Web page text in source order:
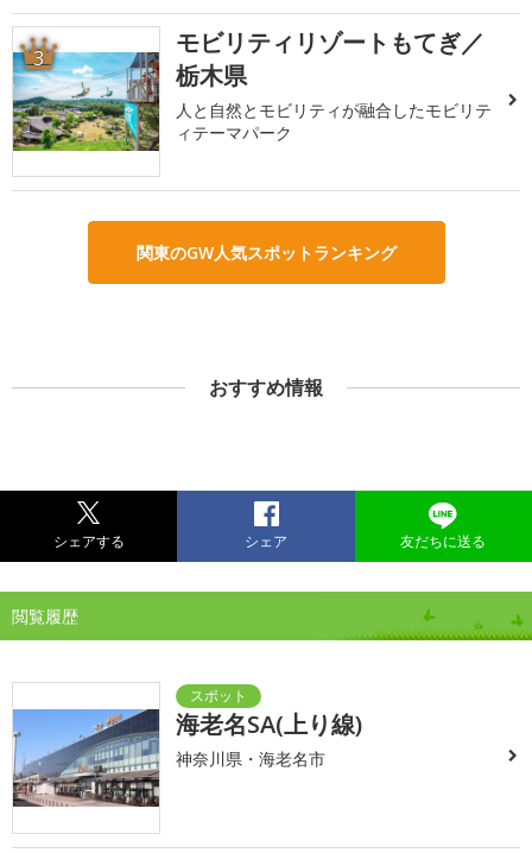
3
モビリティリゾートもてぎ／
栃木県
人と自然とモビリティが融合したモビリテ
ィテーマパーク
関東のGW人気スポットランキング
おすすめ情報
シェアする シェア 友だちに送る
閲覧履歴
海老名SA(上り線)
神奈川県・海老名市